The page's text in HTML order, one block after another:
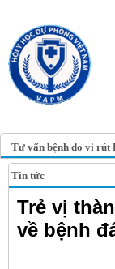
Tư vấn bệnh do vi rút
Tin tức
Trẻ vị
về bệnh